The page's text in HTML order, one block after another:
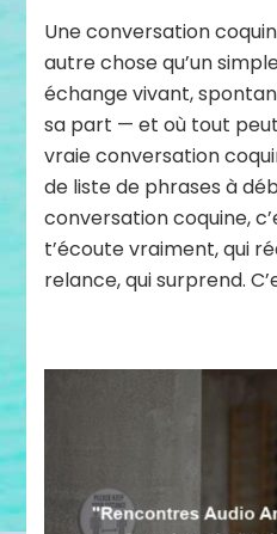
Une conversation
autre chose qu’un
échange vivant,
sa part — et où tout
vraie conversation
de liste de phrases à
conversation coquine,
t’écoute vraiment, qui
relance, qui surprend.